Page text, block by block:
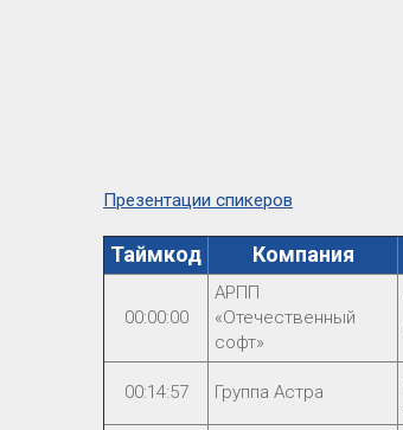
Презентации спикеров
Таймкод Компания
00:00:00
АРПП
«Отечественный
софт»
00:14:57 Группа Астра